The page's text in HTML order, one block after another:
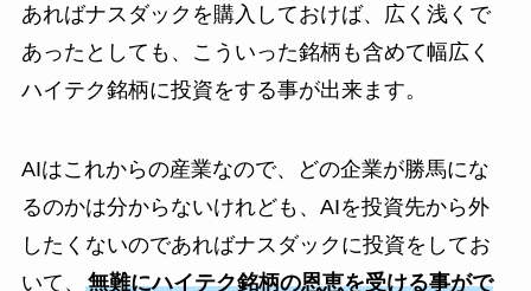
あればナスダックを購入しておけば、広く浅くで
あったとしても、こういった銘柄も含めて幅広く
ハイテク銘柄に投資をする事が出来ます。
AIはこれからの産業なので、どの企業が勝馬にな
るのかは分からないけれども、AIを投資先から外
したくないのであればナスダックに投資をしてお
いて、 無難にハイテク銘柄の恩恵を受ける事がで